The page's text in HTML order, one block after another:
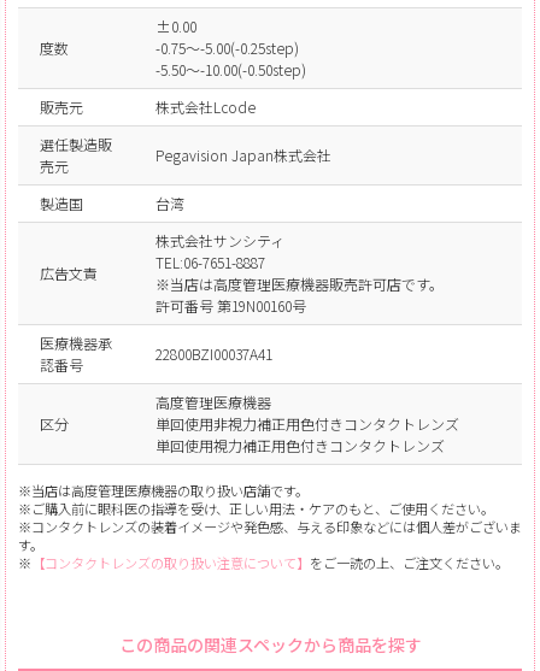
度数
±0.00
-0.75～-5.00(-0.25step)
-5.50～-10.00(-0.50step)
販売元
株式会社Lcode
選任製造販
売元
Pegavision Japan株式会社
製造国 台湾
広告文責
株式会社サンシティ
TEL:06-7651-8887
※当店は高度管理医療機器販売許可店です。
許可番号 第19N00160号
医療機器承
認番号
22800BZI00037A41
区分
高度管理医療機器
単回使用非視力補正用色付きコンタクトレンズ
単回使用視力補正用色付きコンタクトレンズ
※当店は高度管理医療機器の取り扱い店舗です。
※ご購入前に眼科医の指導を受け、正しい用法・ケアのもと、ご使用ください。
※コンタクトレンズの装着イメージや発色感、与える印象などには個人差がございま
す。
※ 【コンタクトレンズの取り扱い注意について】 をご一読の上、ご注文ください。
この商品の関連スペックから商品を探す